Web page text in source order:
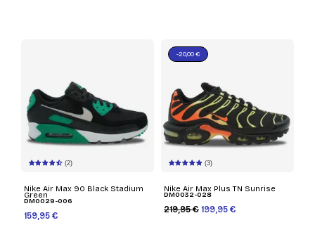
(2)
Nike Air Max 90 Black Stadium
Green
DM0029-006
159,95 €
(3)
Nike Air Max Plus TN Sunrise
DM0032-028
219,95 € 199,95 €
-20,00 €